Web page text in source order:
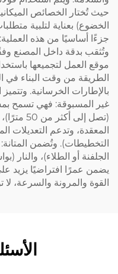
حيث تُختار الخصائص
الخضوع) بعناية لتلبية
جزءًا أساسيًا من هذه
وتُثقب بدقة داخل المصنع
موقع العمل لتجميعها
بالإطارات الخرسانية. وتتميز
غير المسبوقة: فهي تسمح
(تصل إلى
المعقدة، وتدعم التعديلات
التخطيطات). وتُضمن المتانة:
الجلفنة أو الطلاء)، والنار
القوة والمرونة والسرعة،